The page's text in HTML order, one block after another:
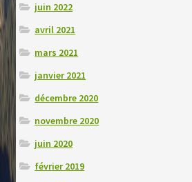
juin 2022
avril 2021
mars 2021
janvier 2021
décembre 2020
novembre 2020
juin 2020
février 2019